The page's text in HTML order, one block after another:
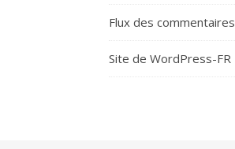
Flux des commentaires
Site de WordPress-FR